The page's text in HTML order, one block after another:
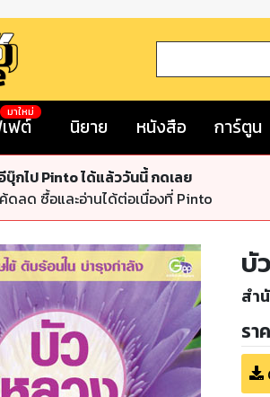
ฟต์
มาใหม่
นิยาย หนังสือ การ์ตูน
บุ๊กไป Pinto ได้แล้ววันนี้ กดเลย
ดลด ซื้อและอ่านได้ต่อเนื่องที่ Pinto
บั
สำ
รา